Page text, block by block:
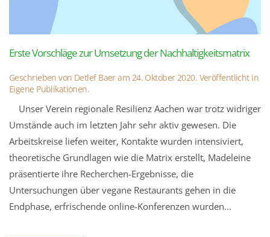
Erste Vorschläge zur Umsetzung der Nachhaltigkeitsmatrix
Geschrieben von Detlef Baeram 24. Oktober 2020. Veröffentlicht in
Eigene Publikationen.
Unser Verein regionale Resilienz Aachen war trotz widriger
Umstände auch im letzten Jahr sehr aktiv gewesen. Die
Arbeitskreise liefen weiter, Kontakte wurden intensiviert,
theoretische Grundlagen wie die Matrix erstellt, Madeleine
präsentierte ihre Recherchen-Ergebnisse, die
Untersuchungen über vegane Restaurants gehen in die
Endphase, erfrischende online-Konferenzen wurden...